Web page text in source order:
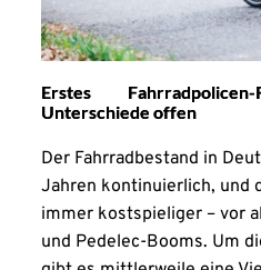
Erstes
Unterschiede offen
Der Fahrradbestand in
Jahren kontinuierlich, und
immer kostspieliger – vor
und Pedelec-Booms. Um